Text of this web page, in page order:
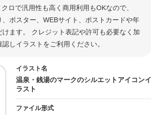
ロで汎用性も高く商用利用もOKなので、
、ポスター、WEBサイト、ポストカードや年
ます。 クレジット表記や許可も必要なく加
しイラストをご利用ください。
イラスト名
温泉・銭湯のマークのシルエットアイコンイ
ラスト
ファイル形式